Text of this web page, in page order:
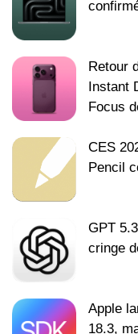
Retour
Instant
Focus
CES
Pencil
GPT
cringe
Apple
18.3,